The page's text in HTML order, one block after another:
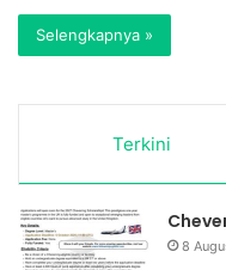
Selengkapnya »
Terkini
8